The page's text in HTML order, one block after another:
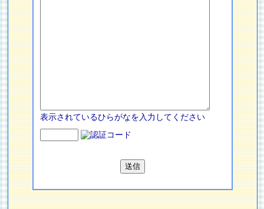
表示されているひらがなを入力してください